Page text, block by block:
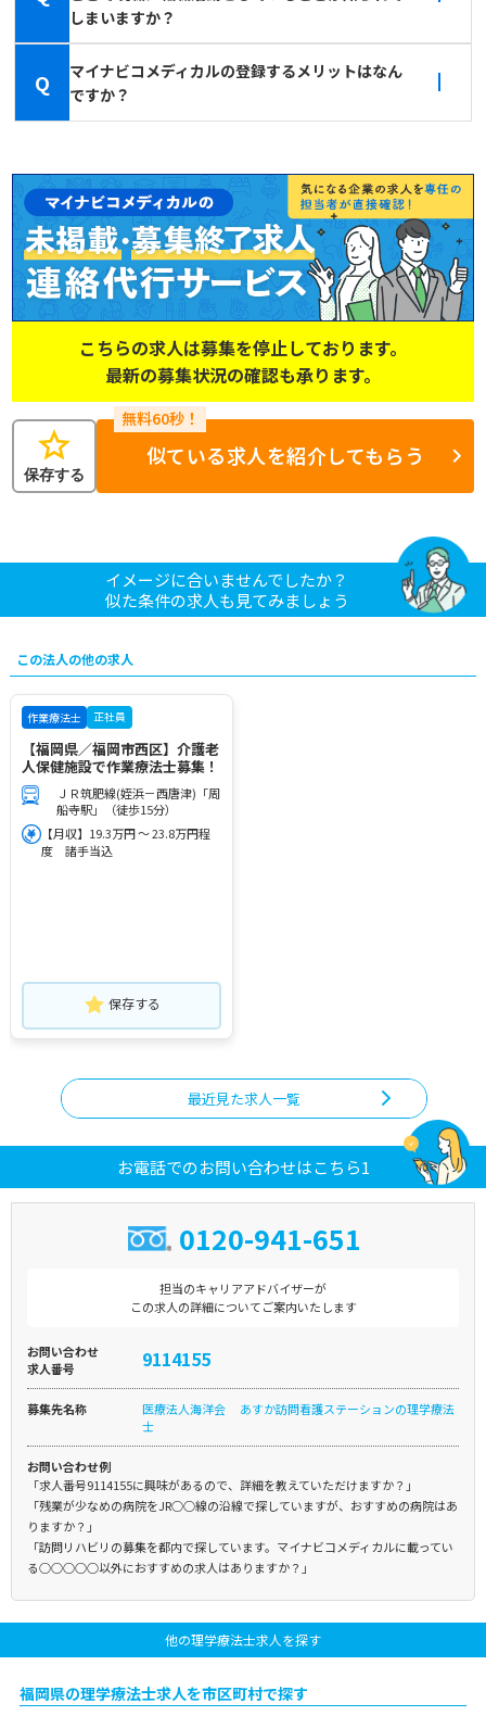
しまいますか？
Q
マイナビコメディカルの登録するメリットはなん
ですか？
こちらの求人は募集を停止しております。
最新の募集状況の確認も承ります。
star
保存する
似ている求人を紹介してもらう
イメージに合いませんでしたか？
似た条件の求人も見てみましょう
この法人の他の求人
作業療法士 正社員
【福岡県／福岡市西区】介護老
人保健施設で作業療法士募集！
ＪＲ筑肥線(姪浜－西唐津)「周
船寺駅」（徒歩15分）
【月収】19.3万円 ～ 23.8万円程
度 諸手当込
保存する
最近見た求人一覧
お電話でのお問い合わせはこちら1
0120-941-651
担当のキャリアアドバイザーが
この求人の詳細についてご案内いたします
お問い合わせ
求人番号
9114155
募集先名称
医療法人海洋会 あすか訪問看護ステーションの理学療法
士
お問い合わせ例
「求人番号9114155に興味があるので、詳細を教えていただけますか？」
「残業が少なめの病院をJR○○線の沿線で探していますが、おすすめの病院はあ
りますか？」
「訪問リハビリの募集を都内で探しています。マイナビコメディカルに載ってい
る○○○○○以外におすすめの求人はありますか？」
他の理学療法士求人を探す
福岡県の理学療法士求人を市区町村で探す